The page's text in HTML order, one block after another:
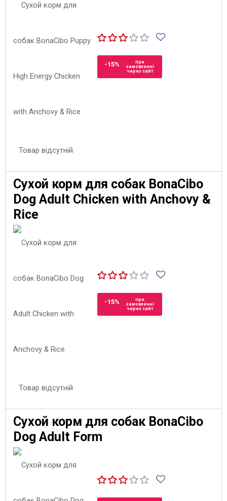
-15%
при
замовленні
через сайт
Товар відсутній
Сухой корм для собак BonaCibo
Dog Adult Chicken with Anchovy &
Rice
-15%
при
замовленні
через сайт
Товар відсутній
Сухой корм для собак BonaCibo
Dog Adult Form